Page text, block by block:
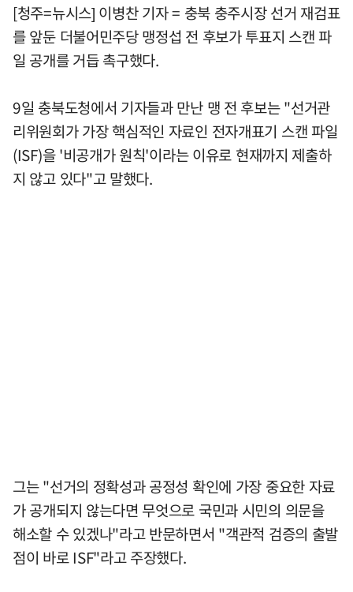
[청주=뉴시스] 이병찬 기자 = 충북 충주시장 선거 재검표
를 앞둔 더불어민주당 맹정섭 전 후보가 투표지 스캔 파
일 공개를 거듭 촉구했다.
9일 충북도청에서 기자들과 만난 맹 전 후보는 "선거관
리위원회가 가장 핵심적인 자료인 전자개표기 스캔 파일
(ISF)을 '비공개가 원칙'이라는 이유로 현재까지 제출하
지 않고 있다"고 말했다.
그는 "선거의 정확성과 공정성 확인에 가장 중요한 자료
가 공개되지 않는다면 무엇으로 국민과 시민의 의문을
해소할 수 있겠나"라고 반문하면서 "객관적 검증의 출발
점이 바로 ISF"라고 주장했다.